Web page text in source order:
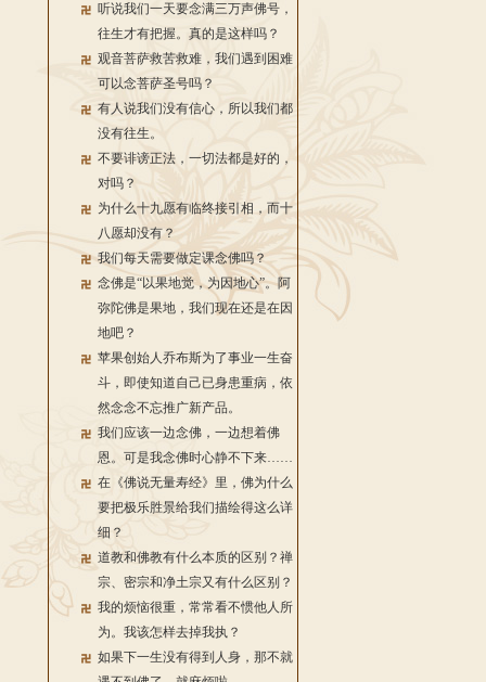
听说我们一天要念满三万声佛号，
往生才有把握。真的是这样吗？
观音菩萨救苦救难，我们遇到困难
可以念菩萨圣号吗？
有人说我们没有信心，所以我们都
没有往生。
不要诽谤正法，一切法都是好的，
对吗？
为什么十九愿有临终接引相，而十
八愿却没有？
我们每天需要做定课念佛吗？
念佛是“以果地觉，为因地心”。阿
弥陀佛是果地，我们现在还是在因
地吧？
苹果创始人乔布斯为了事业一生奋
斗，即使知道自己已身患重病，依
然念念不忘推广新产品。
我们应该一边念佛，一边想着佛
恩。可是我念佛时心静不下来……
在《佛说无量寿经》里，佛为什么
要把极乐胜景给我们描绘得这么详
细？
道教和佛教有什么本质的区别？禅
宗、密宗和净土宗又有什么区别？
我的烦恼很重，常常看不惯他人所
为。我该怎样去掉我执？
如果下一生没有得到人身，那不就